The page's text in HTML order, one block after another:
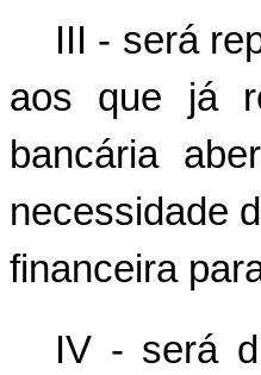
III - será
aos que já
bancária
necessidade
financeira
IV - será